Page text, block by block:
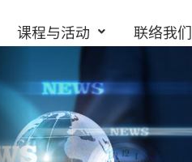
课程与活动 联络我们